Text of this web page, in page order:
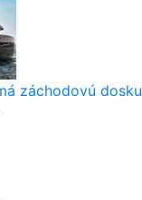
záchodovú